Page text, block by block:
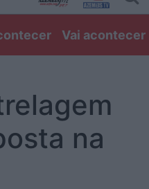
Vai acontecer
na